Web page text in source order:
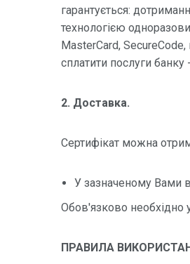
гарантується:
технологією
MasterCard,
сплатити послуги банку
2. Доставка.
Сертифікат можна
У зазначеному Вами
Обов'язково необхідно
ПРАВИЛА